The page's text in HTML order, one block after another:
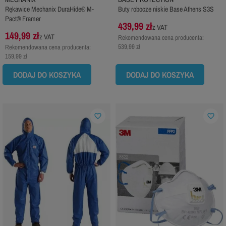
Rękawice Mechanix DuraHide® M-
Pact® Framer
149,99 złz VAT
Rekomendowana cena producenta:
159,99 zł
DODAJ DO KOSZYKA
Buty robocze niskie Base Athens S3S
439,99 złz VAT
Rekomendowana cena producenta:
539,99 zł
DODAJ DO KOSZYKA
favorite_border favorite_border